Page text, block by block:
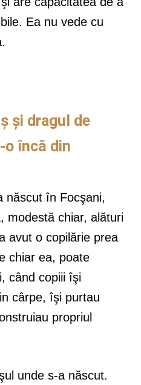
Ea nu vede cu
și dragul de
o încă din
născut în Focşani,
modestă chiar, alături
avut o copilărie prea
chiar ea, poate
când copiii îşi
cârpe, îşi purtau
propriul
unde s-a născut.